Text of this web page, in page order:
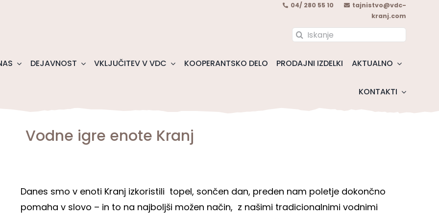
04/ 280 55 10
tajnistvo@vdc-
kranj.com
Search
DEJAVNOST VKLJUČITEV V VDC KOOPERANTSKO DELO PRODAJNI IZDELKI AKTUALNO
KONTAKTI
Vodne igre enote Kranj
Danes smo v enoti Kranj izkoristili topel, sončen dan, preden nam poletje dokončno
pomaha v slovo – in to na najboljši možen način, z našimi tradicionalnimi vodnimi